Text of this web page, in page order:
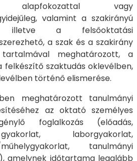
vagy
valamint a szakirányú
illetve a felsőoktatási
a szak és a szakirány
meghatározott, a
felkészítő szaktudás oklevélben,
történő elismerése.
meghatározott tanulmányi
az oktató személyes
foglalkozás (előadás,
laborgyakorlat,
tanulmányi
amelynek időtartama legalább